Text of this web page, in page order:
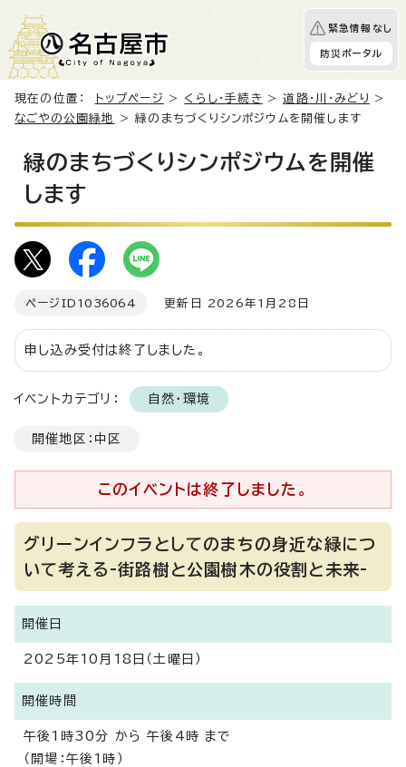
緊急情報なし
防災ポータル
現在の位置： トップページ > くらし・手続き >道路・川・みどり
>
なごやの公園緑地
> 緑のまちづくりシンポジウムを開催します
緑のまちづくりシンポジウムを開催
します
ページID 1036064 更新日 2026年1月28日
申し込み受付は終了しました。
イベントカテゴリ： 自然・環境
開催地区：中区
このイベントは終了しました。
グリーンインフラとしてのまちの身近な緑につ
いて考える-街路樹と公園樹木の役割と未来-
開催日
2025年10月18日（土曜日）
開催時間
午後1時30分 から 午後4時 まで
（開場：午後1時）